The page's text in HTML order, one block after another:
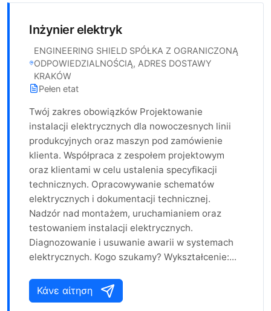
Inżynier elektryk
ENGINEERING SHIELD SPÓŁKA Z OGRANICZONĄ
ODPOWIEDZIALNOŚCIĄ, ADRES DOSTAWY
KRAKÓW
Pełen etat
Twój zakres obowiązków Projektowanie
instalacji elektrycznych dla nowoczesnych linii
produkcyjnych oraz maszyn pod zamówienie
klienta. Współpraca z zespołem projektowym
oraz klientami w celu ustalenia specyfikacji
technicznych. Opracowywanie schematów
elektrycznych i dokumentacji technicznej.
Nadzór nad montażem, uruchamianiem oraz
testowaniem instalacji elektrycznych.
Diagnozowanie i usuwanie awarii w systemach
elektrycznych. Kogo szukamy? Wykształcenie:...
Κάνε αίτηση